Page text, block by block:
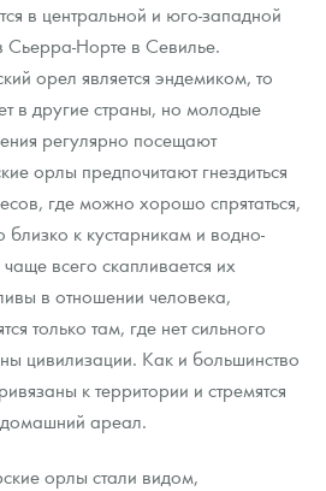
в центральной и юго-западной
Норте в Севилье.
орел является эндемиком, то
в другие страны, но молодые
регулярно посещают
орлы предпочитают гнездиться
где можно хорошо спрятаться,
близко к кустарникам и водно-
всего скапливается их
в отношении человека,
только там, где нет сильного
цивилизации. Как и большинство
к территории и стремятся
домашний ареал.
орлы стали видом,